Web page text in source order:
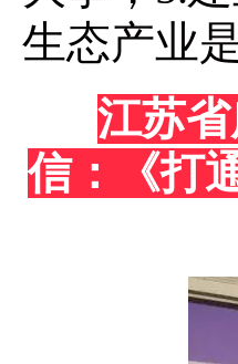
生态产业
江苏
信：《打